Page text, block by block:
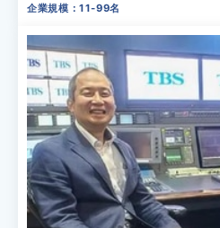
企業規模：11-99名